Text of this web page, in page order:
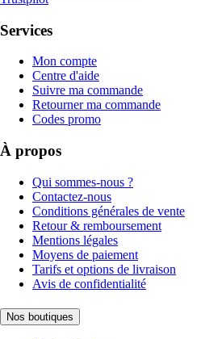
Services
Mon compte
Centre d'aide
Suivre ma commande
Retourner ma commande
Codes promo
À propos
Qui sommes-nous ?
Contactez-nous
Conditions générales de vente
Retour & remboursement
Mentions légales
Moyens de paiement
Tarifs et options de livraison
Avis de confidentialité
Nos boutiques